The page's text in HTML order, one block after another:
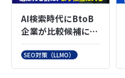
AI検索時代にBtoB
企業が比較候補に入
る方法｜LLMO対策
とサイト情報設計
SEO対策（LLMO）